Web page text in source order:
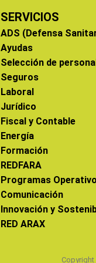
SERVICIOS
ADS (Defensa
Ayudas
Selección de
Seguros
Laboral
Jurídico
Fiscal y Contable
Energía
Formación
REDFARA
Programas
Comunicación
Innovación y
RED ARAX